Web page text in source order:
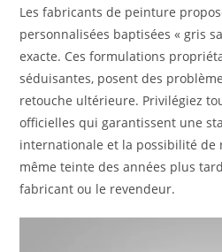
Les fabricants de peinture
personnalisées baptisées « gris
exacte. Ces formulations
séduisantes, posent des
retouche ultérieure. Privilégiez
officielles qui garantissent une
internationale et la possibilité de
même teinte des années plus
fabricant ou le revendeur.